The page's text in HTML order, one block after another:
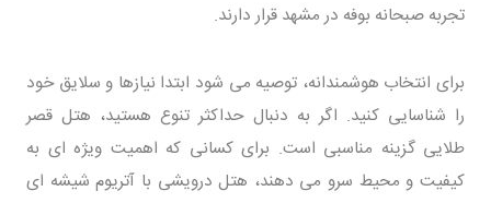
تجربه صبحانه بوفه در مشهد قرار دارند.
برای انتخاب هوشمندانه، توصیه می شود ابتدا نیازها و سلایق خود
را شناسایی کنید. اگر به دنبال حداکثر تنوع هستید، هتل قصر
طلایی گزینه مناسبی است. برای کسانی که اهمیت ویژه ای به
کیفیت و محیط سرو می دهند، هتل درویشی با آتریوم شیشه ای